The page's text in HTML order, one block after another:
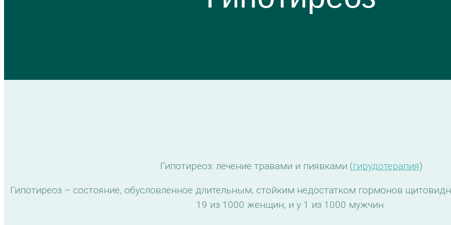
Гипотиреоз: лечение травами и пиявками (гирудотерапия)
Гипотиреоз – состояние, обусловленное длительным, стойким недостатком гормонов
19 из 1000 женщин, и у 1 из 1000 мужчин.